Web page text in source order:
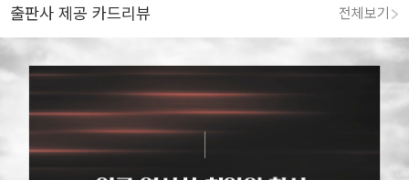
출판사 제공 카드리뷰 전체보기